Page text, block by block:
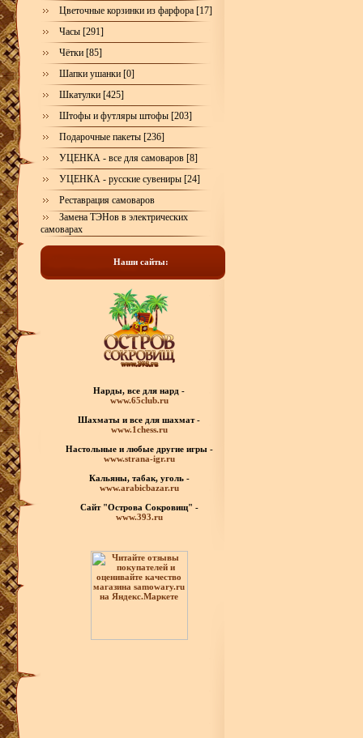
Цветочные корзинки из фарфора [17]
Часы [291]
Чётки [85]
Шапки ушанки [0]
Шкатулки [425]
Штофы и футляры штофы [203]
Подарочные пакеты [236]
УЦЕНКА - все для самоваров [8]
УЦЕНКА - русские сувениры [24]
Реставрация самоваров
Замена ТЭНов в электрических
самоварах
Наши сайты:
Нарды, все для нард -
www.65club.ru
Шахматы и все для шахмат -
www.1chess.ru
Настольные и любые другие игры -
www.strana-igr.ru
Кальяны, табак, уголь -
www.arabicbazar.ru
Сайт "Острова Сокровищ" -
www.393.ru